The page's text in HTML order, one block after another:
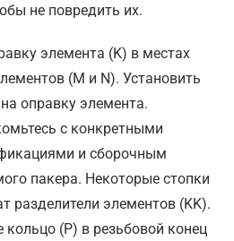
не повредить их.
элемента (K) в местах
(M и N). Установить
оправку элемента.
с конкретными
и сборочным
пакера. Некоторые стопки
разделители элементов (KK).
кольцо (P) в резьбовой конец